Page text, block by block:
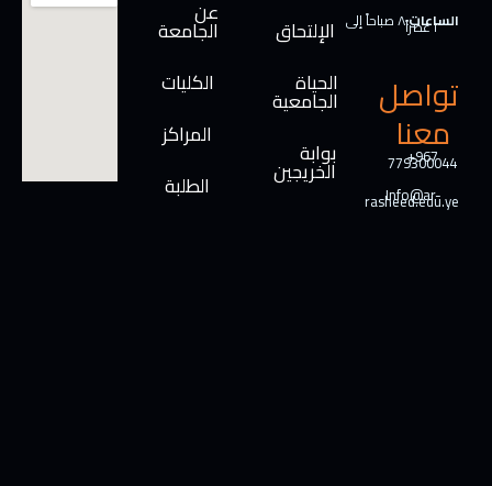
الساعات: ٨ صباحاً إلى ٢ عصراً
تواصل
معنا
+967
779300044
Info@ar-
rasheed.edu.ye
الإلتحاق
الحياة
الجامعية
بوابة
الخريجين
عن
الجامعة
الكليات
المراكز
الطلبة